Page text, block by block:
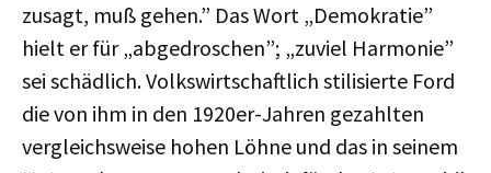
zusagt, muß gehen.” Das Wort „Demokratie”
hielt er für „abgedroschen”; „zuviel Harmonie”
sei schädlich. Volkswirtschaftlich stilisierte Ford
die von ihm in den 1920er-Jahren gezahlten
vergleichsweise hohen Löhne und das in seinem